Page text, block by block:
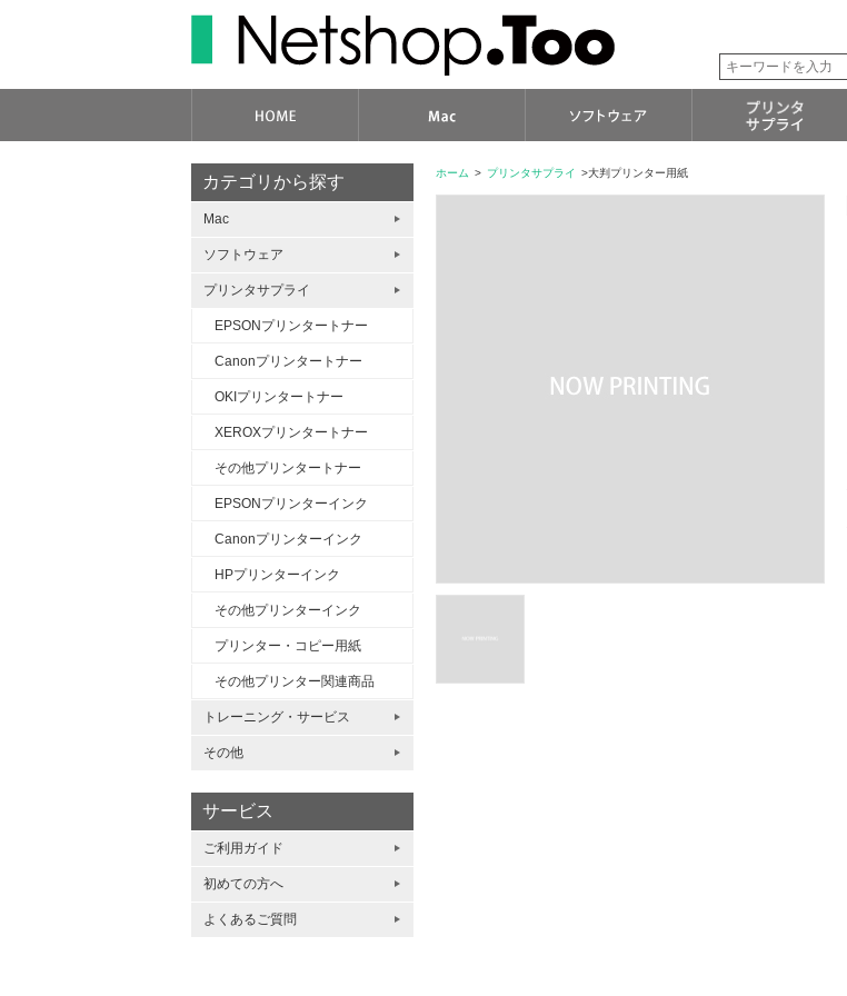
ホーム > プリンタサプライ >大判プリンター用紙
カテゴリから探す
Mac
ソフトウェア
プリンタサプライ
EPSONプリンタートナー
Canonプリンタートナー
OKIプリンタートナー
XEROXプリンタートナー
その他プリンタートナー
EPSONプリンターインク
Canonプリンターインク
HPプリンターインク
その他プリンターインク
プリンター・コピー用紙
その他プリンター関連商品
トレーニング・サービス
その他
サービス
ご利用ガイド
初めての方へ
よくあるご質問